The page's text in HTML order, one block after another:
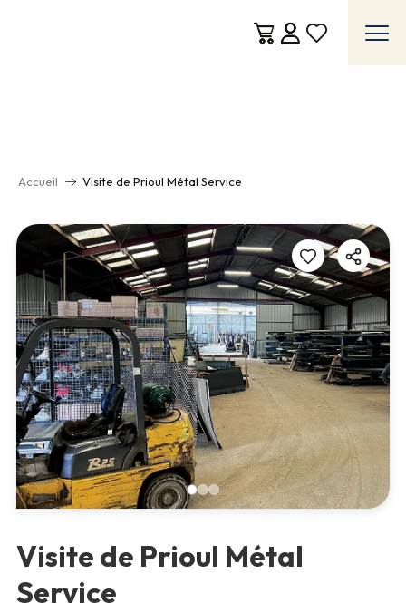
Accueil Visite de Prioul Métal Service